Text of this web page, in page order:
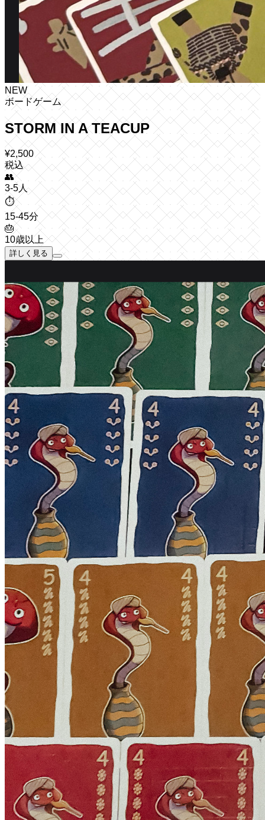
NEW
ボードゲーム
STORM IN A TEACUP
¥2,500
税込
👥
3-5人
⏱️
15-45分
🎂
10歳以上
詳しく見る